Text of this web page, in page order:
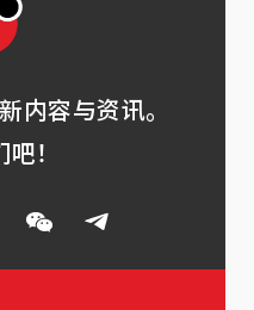
内容与资讯。
！